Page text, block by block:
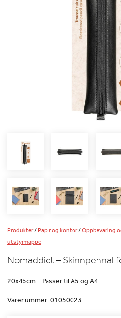
Produkter/Papir og kontor/Oppbevaring
utstyrmappe
Nomaddict – Skinnpennal
20x45cm – Passer til A5 og A4
Varenummer: 01050023